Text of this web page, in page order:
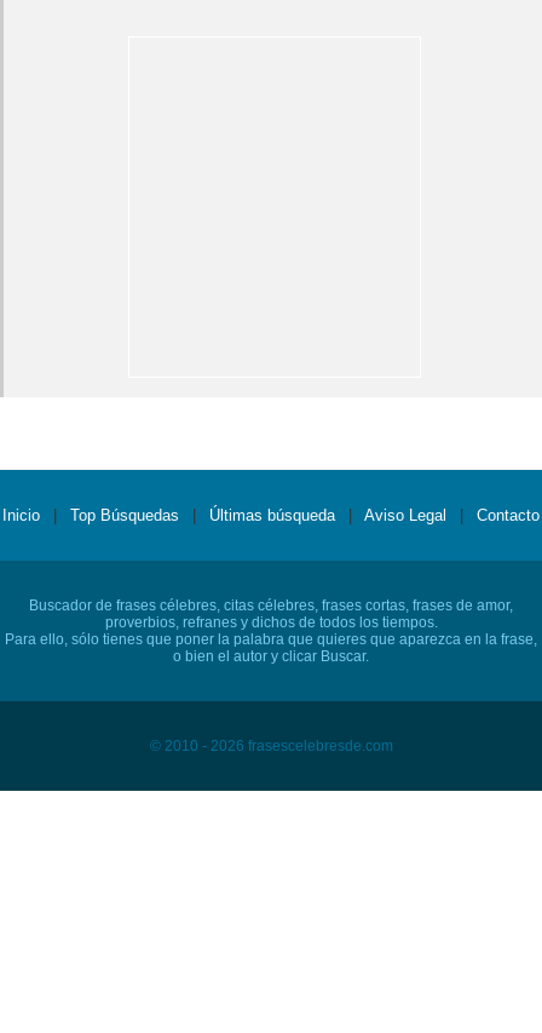
Inicio Top Búsquedas Últimas búsqueda Aviso Legal Contacto
Buscador de frases célebres, citas célebres, frases cortas, frases de amor,
proverbios, refranes y dichos de todos los tiempos.
Para ello, sólo tienes que poner la palabra que quieres que aparezca en la frase,
o bien el autor y clicar Buscar.
© 2010 - 2026 frasescelebresde.com